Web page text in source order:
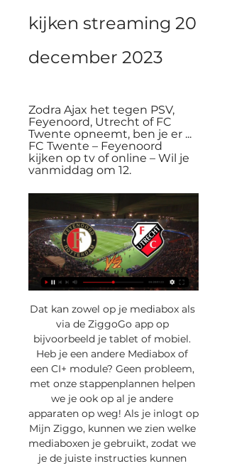
kijken streaming 20
december 2023
Zodra Ajax het tegen PSV,
Feyenoord, Utrecht of FC
Twente opneemt, ben je er ...
FC Twente – Feyenoord
kijken op tv of online – Wil je
vanmiddag om 12.
Dat kan zowel op je mediabox als
via de ZiggoGo app op
bijvoorbeeld je tablet of mobiel.
Heb je een andere Mediabox of
een CI+ module? Geen probleem,
met onze stappenplannen helpen
we je ook op al je andere
apparaten op weg! Als je inlogt op
Mijn Ziggo, kunnen we zien welke
mediaboxen je gebruikt, zodat we
je de juiste instructies kunnen